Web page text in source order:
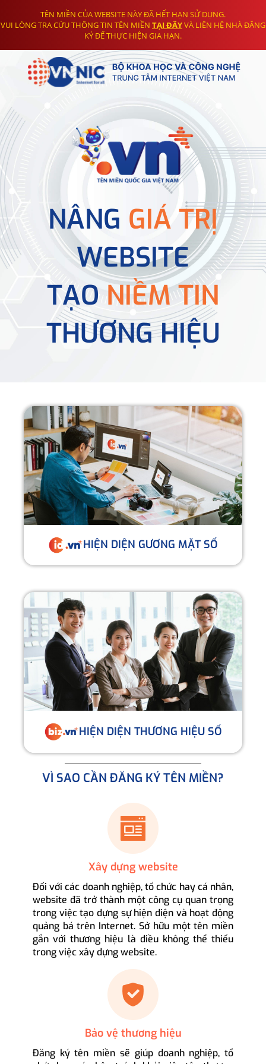
TÊN MIỀN CỦA WEBSITE NÀY ĐÃ HẾT HẠN SỬ DỤNG.
VUI LÒNG TRA CỨU THÔNG TIN TÊN MIỀN TẠI ĐÂYVÀ LIÊN HỆ NHÀ ĐĂNG
KÝ ĐỂ THỰC HIỆN GIA HẠN.
NÂNG GIÁ TRỊ
WEBSITE
TẠONIỀM TIN
THƯƠNG HIỆU
HIỆN DIỆN GƯƠNG MẶT SỐ
HIỆN DIỆN THƯƠNG HIỆU SỐ
VÌ SAO CẦN ĐĂNG KÝ TÊN MIỀN?
Xây dựng website
Đối với các doanh nghiệp, tổ chức hay cá nhân,
website đã trở thành một công cụ quan trọng
trong việc tạo dựng sự hiện diện và hoạt động
quảng bá trên Internet. Sở hữu một tên miền
gắn với thương hiệu là điều không thể thiếu
trong việc xây dựng website.
Bảo vệ thương hiệu
Đăng ký tên miền sẽ giúp doanh nghiệp, tổ